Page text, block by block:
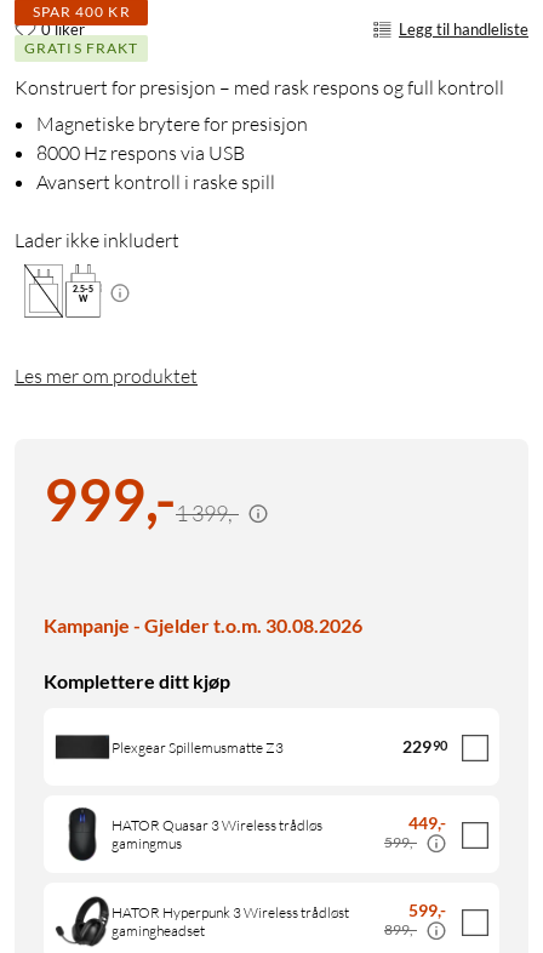
SPAR 400 KR
GRATIS FRAKT
0 liker Legg til handleliste
Konstruert for presisjon – med rask respons og full kontroll
Magnetiske brytere for presisjon
8000 Hz respons via USB
Avansert kontroll i raske spill
Lader ikke inkludert
2.5-5
W
Les mer om produktet
999,-1 399,-
Kampanje - Gjelder t.o.m. 30.08.2026
Komplettere ditt kjøp
Plexgear Spillemusmatte Z3 22990
HATOR Quasar 3 Wireless trådløs
gamingmus
449,-
599,-
HATOR Hyperpunk 3 Wireless trådløst
gamingheadset
599,-
899,-